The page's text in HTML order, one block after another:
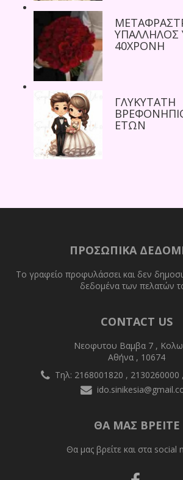
ΥΠΑΛΛΗΛΟΣ
40ΧΡΟΝΗ
ΓΛΥΚΥΤΑΤΗ
ΕΤΩΝ
ΠΡΟΣΩΠΙΚΆ
Το γραφείο προφυλάσσει και δεν
δεδομένα των πελατών
CONTACT US
Νεοφυτου Βαμβα 7 ,
Αθήνα , 10674
Τηλ: 2168001820 , 2130260000
ΘΑ ΜΑΣ ΒΡΕΙΤΕ
Θα μας βρείτε και στα social
Follow